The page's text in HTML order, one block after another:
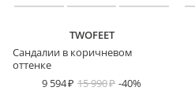
TWOFEET
Сандалии в коричневом
оттенке
9 594
15 990 -40%